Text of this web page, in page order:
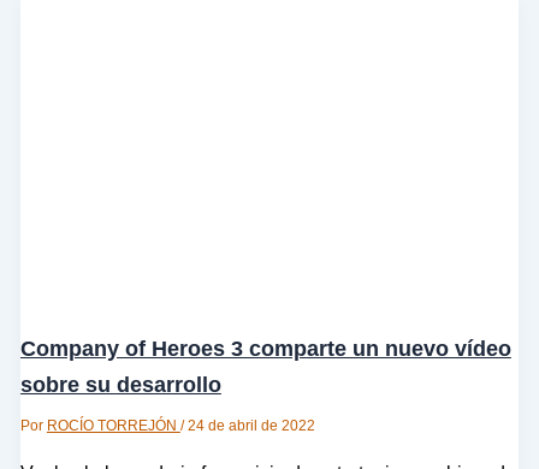
Company of Heroes 3 comparte un nuevo vídeo
sobre su desarrollo
Por ROCÍO TORREJÓN /24 de abril de 2022